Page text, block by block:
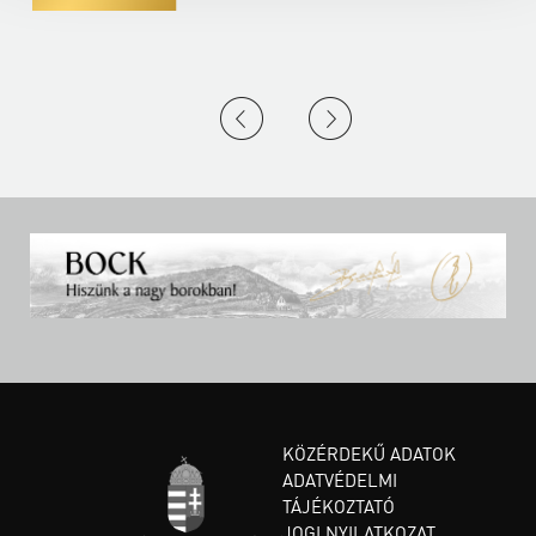
KÖZÉRDEKŰ ADATOK
ADATVÉDELMI
TÁJÉKOZTATÓ